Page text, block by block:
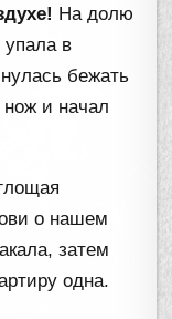
На долю
в
бежать
и начал
о нашем
затем
одна.